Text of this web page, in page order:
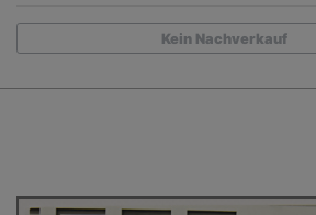
Kein Nachverkauf